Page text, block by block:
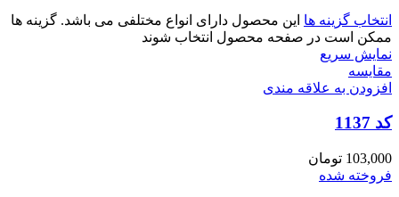
انتخاب گزینه ها این محصول دارای انواع مختلفی می باشد. گزینه ها
ممکن است در صفحه محصول انتخاب شوند
نمایش سریع
مقايسه
افزودن به علاقه مندی
کد 1137
103,000 تومان
فروخته شده